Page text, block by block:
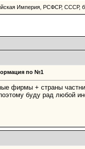
Империя, РСФСР, СССР,
по №1
фирмы + страны
буду рад любой